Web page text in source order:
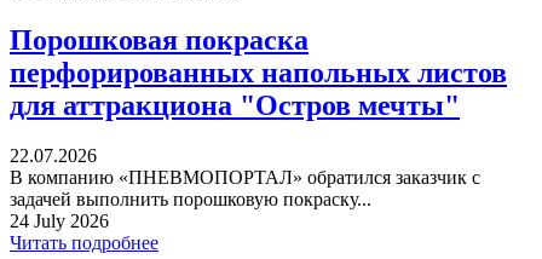
Порошковая покраска
перфорированных напольных листов
для аттракциона "Остров мечты"
22.07.2026
В компанию «ПНЕВМОПОРТАЛ» обратился заказчик с
задачей выполнить порошковую покраску...
24 July 2026
Читать подробнее